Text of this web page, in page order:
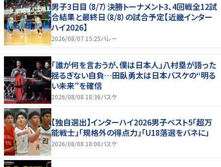
男子3日目（8/7）決勝トーナメント3、4回戦全12試
合結果と最終日（8/8）の試合予定【近畿インター
ハイ2026】
2026/08/07 15:25バレー
「誰が何を言おうが、僕は日本人」八村塁が語った
揺るぎない自負…田臥勇太は日本バスケの“明る
い未来”を確信
2026/08/08 18:36バスケ
【独自選出】インターハイ2026男子ベスト5「超万
能戦士」「規格外の得点力」「U18落選をバネに」
2026/08/08 18:00バスケ